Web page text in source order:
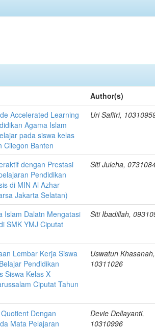
Author(s)
Accelerated Learning
Agama Islam
pada siswa kelas
Cilegon Banten
Uri Safitri,
dengan Prestasi
Pendidikan
di MIN Al Azhar
Jakarta Selatan)
Siti Juleha,
Islam Dalatn Mengatasi
SMK YMJ Ciputat
Siti Ibadillah,
Lembar Kerja Siswa
Pendidikan
Siswa Kelas X
Ciputat Tahun
Uswatun Khasanah,
10311026
Dengan
Mata Pelajaran
Devie Dellayanti,
10310996